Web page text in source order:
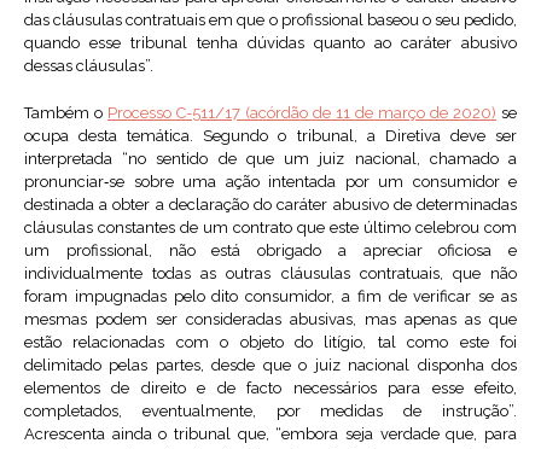
das cláusulas contratuais em que o profissional baseou o seu pedido,
quando esse tribunal tenha dúvidas quanto ao caráter abusivo
dessas cláusulas”.
Também o Processo C-511/17 (acórdão de 11 de março de 2020) se
ocupa desta temática. Segundo o tribunal, a Diretiva deve ser
interpretada “no sentido de que um juiz nacional, chamado a
pronunciar‑se sobre uma ação intentada por um consumidor e
destinada a obter a declaração do caráter abusivo de determinadas
cláusulas constantes de um contrato que este último celebrou com
um profissional, não está obrigado a apreciar oficiosa e
individualmente todas as outras cláusulas contratuais, que não
foram impugnadas pelo dito consumidor, a fim de verificar se as
mesmas podem ser consideradas abusivas, mas apenas as que
estão relacionadas com o objeto do litígio, tal como este foi
delimitado pelas partes, desde que o juiz nacional disponha dos
elementos de direito e de facto necessários para esse efeito,
completados, eventualmente, por medidas de instrução”.
Acrescenta ainda o tribunal que, “embora seja verdade que, para